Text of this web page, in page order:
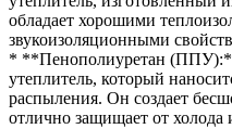
обладает хорошими
звукоизоляционными
* **Пенополиуретан
утеплитель, который
распыления. Он создает
отлично защищает от холода